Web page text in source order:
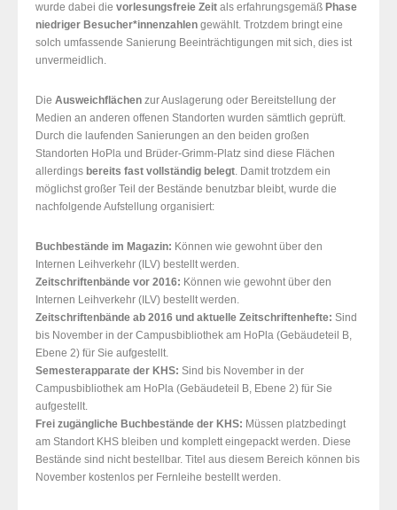
wurde dabei die vorlesungsfreie Zeit als erfahrungsgemäß Phase
niedriger Besucher*innenzahlen gewählt. Trotzdem bringt eine
solch umfassende Sanierung Beeinträchtigungen mit sich, dies ist
unvermeidlich.
Die Ausweichflächen zur Auslagerung oder Bereitstellung der
Medien an anderen offenen Standorten wurden sämtlich geprüft.
Durch die laufenden Sanierungen an den beiden großen
Standorten HoPla und Brüder-Grimm-Platz sind diese Flächen
allerdings bereits fast vollständig belegt. Damit trotzdem ein
möglichst großer Teil der Bestände benutzbar bleibt, wurde die
nachfolgende Aufstellung organisiert:
Buchbestände im Magazin: Können wie gewohnt über den
Internen Leihverkehr (ILV) bestellt werden.
Zeitschriftenbände vor 2016: Können wie gewohnt über den
Internen Leihverkehr (ILV) bestellt werden.
Zeitschriftenbände ab 2016 und aktuelle Zeitschriftenhefte: Sind
bis November in der Campusbibliothek am HoPla (Gebäudeteil B,
Ebene 2) für Sie aufgestellt.
Semesterapparate der KHS: Sind bis November in der
Campusbibliothek am HoPla (Gebäudeteil B, Ebene 2) für Sie
aufgestellt.
Frei zugängliche Buchbestände der KHS: Müssen platzbedingt
am Standort KHS bleiben und komplett eingepackt werden. Diese
Bestände sind nicht bestellbar. Titel aus diesem Bereich können bis
November kostenlos per Fernleihe bestellt werden.